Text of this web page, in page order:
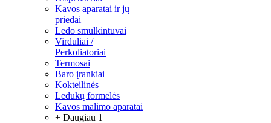
Kavos aparatai ir jų
priedai
Ledo smulkintuvai
Virduliai /
Perkoliatoriai
Termosai
Baro įrankiai
Kokteilinės
Ledukų formelės
Kavos malimo aparatai
+ Daugiau 1